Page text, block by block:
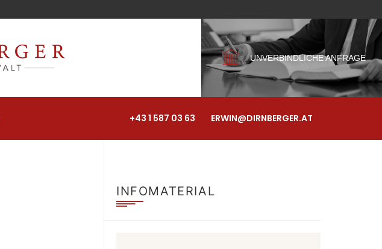
UNVERBINDLICHE ANFRAGE
ERWIN@DIRNBERGER.AT
+43 1 587 03 63
INFOMATERIAL